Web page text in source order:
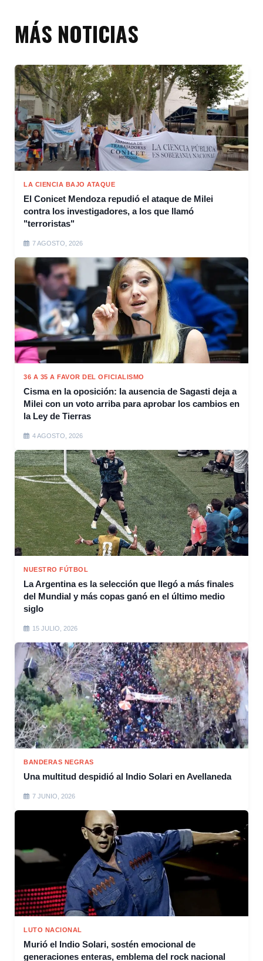
MÁS NOTICIAS
LA CIENCIA BAJO ATAQUE
El Conicet Mendoza repudió el ataque de Milei
contra los investigadores, a los que llamó
"terroristas"
7 AGOSTO, 2026
36 A 35 A FAVOR DEL OFICIALISMO
Cisma en la oposición: la ausencia de Sagasti deja a
Milei con un voto arriba para aprobar los cambios en
la Ley de Tierras
4 AGOSTO, 2026
NUESTRO FÚTBOL
La Argentina es la selección que llegó a más finales
del Mundial y más copas ganó en el último medio
siglo
15 JULIO, 2026
BANDERAS NEGRAS
Una multitud despidió al Indio Solari en Avellaneda
7 JUNIO, 2026
LUTO NACIONAL
Murió el Indio Solari, sostén emocional de
generaciones enteras, emblema del rock nacional